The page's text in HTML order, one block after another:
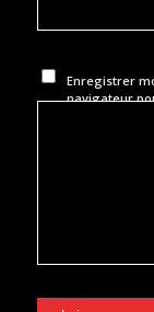
Enregistrer
navigateur